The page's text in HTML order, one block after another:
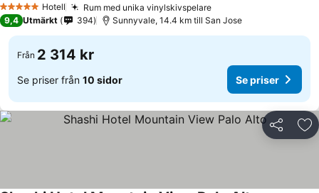
5 Stjärnor Hotell Rum med unika vinylskivspelare
9,4 Utmärkt 394 Sunnyvale, 14.4 km till San Jose
Från 2 314 kr
Se priser från 10 sidor Se priser
Dela